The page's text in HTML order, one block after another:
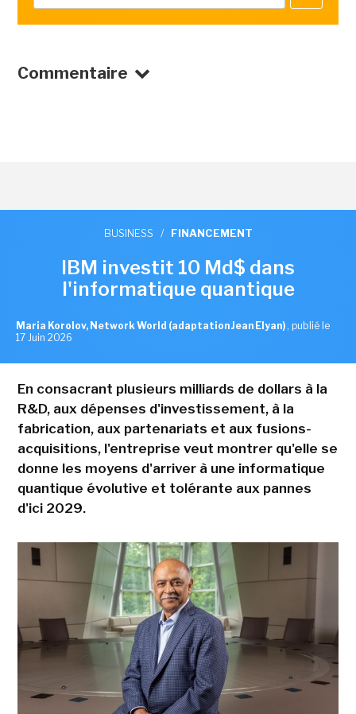
Commentaire
BUSINESS / FINANCEMENT
IBM investit 10 Md$ dans
l'informatique quantique
Maria Korolov, Network World (adaptation Jean Elyan) , publié le
17 Juin 2026
En consacrant plusieurs milliards de dollars à la
R&D, aux dépenses d'investissement, à la
fabrication, aux partenariats et aux fusions-
acquisitions, l'entreprise veut montrer qu'elle se
donne les moyens d'arriver à une informatique
quantique évolutive et tolérante aux pannes
d'ici 2029.